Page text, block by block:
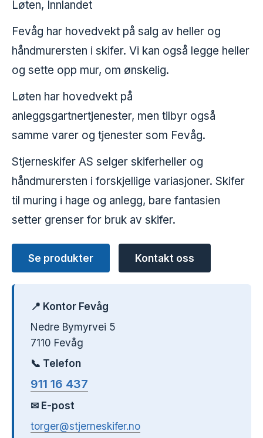
Løten, Innlandet
Fevåg har hovedvekt på salg av heller og
håndmurersten i skifer. Vi kan også legge heller
og sette opp mur, om ønskelig.
Løten har hovedvekt på
anleggsgartnertjenester, men tilbyr også
samme varer og tjenester som Fevåg.
Stjerneskifer AS selger skiferheller og
håndmurersten i forskjellige variasjoner. Skifer
til muring i hage og anlegg, bare fantasien
setter grenser for bruk av skifer.
Se produkter Kontakt oss
📍 Kontor Fevåg
Nedre Bymyrvei 5
7110 Fevåg
📞 Telefon
911 16 437
✉ E-post
torger@stjerneskifer.no